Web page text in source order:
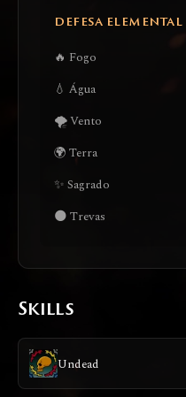
DEFESA ELEMENTAL
🔥 Fogo
💧 Água
🌪️ Vento
🌍 Terra
✨ Sagrado
🌑 Trevas
Skills
Undead